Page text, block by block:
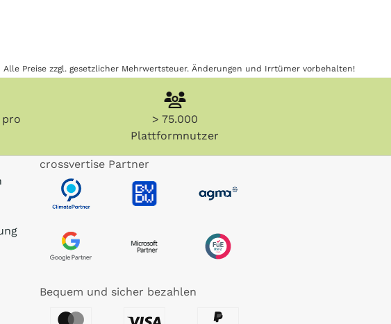
Alle Preise zzgl. gesetzlicher Mehrwertsteuer. Änderungen und Irrtümer vorbehalten!
pro
> 75.000
Plattformnutzer
crossvertise Partner
Bequem und sicher bezahlen